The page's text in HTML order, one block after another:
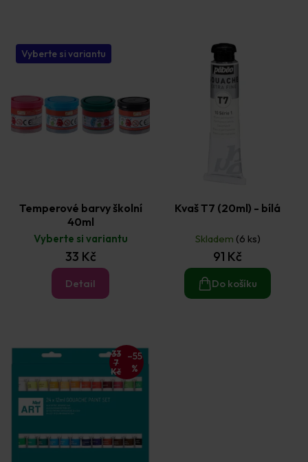
ů
Vyberte si variantu
Temperové barvy školní
40ml
Vyberte si variantu
33 Kč
Detail
Kvaš T7 (20ml) - bílá
Skladem (6 ks)
91 Kč
Do košíku
33
7
Kč
–55
%